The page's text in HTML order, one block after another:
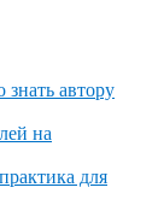
автору
на
для